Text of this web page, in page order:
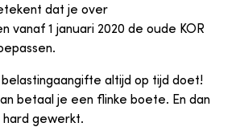
dat je over
vanaf 1 januari 2020 de oude KOR
altijd op tijd doet!
betaal je een flinke boete. En dan
gewerkt.